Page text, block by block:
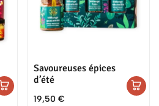
Savoureuses épices
d’été
19,50 €